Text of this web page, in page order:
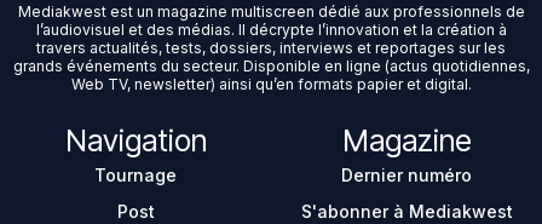
Mediakwest est un magazine multiscreen dédié aux professionnels de
l’audiovisuel et des médias. Il décrypte l’innovation et la création à
travers actualités, tests, dossiers, interviews et reportages sur les
grands événements du secteur. Disponible en ligne (actus quotidiennes,
Web TV, newsletter) ainsi qu’en formats papier et digital.
Navigation
Tournage
Post
Magazine
Dernier numéro
S'abonner à Mediakwest